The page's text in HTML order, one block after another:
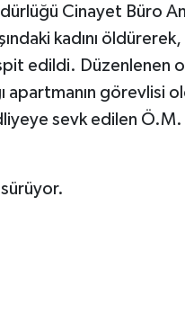
Cinayet Büro
kadını
edildi. Düzenlenen
apartmanın
sevk edilen Ö.M.